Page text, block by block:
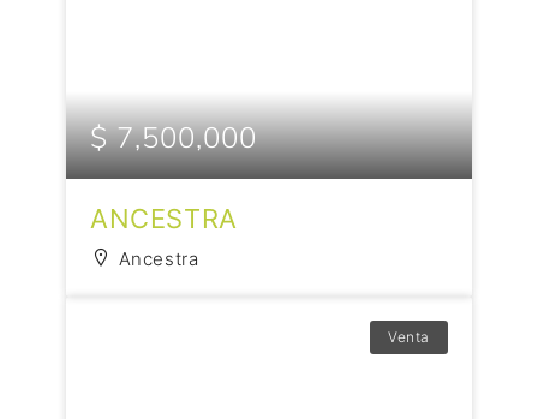
$ 7,500,000
ANCESTRA
Ancestra
Venta